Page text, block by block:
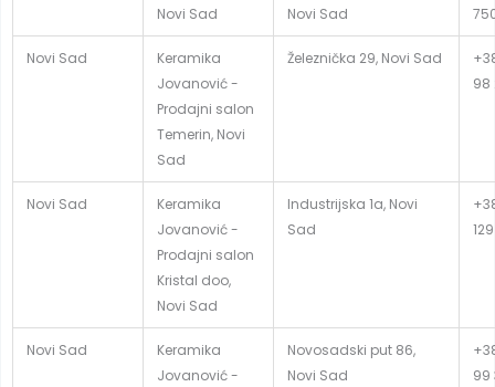
Novi Sad
Novi Sad
Novi Sad
Keramika
Jovanović -
Prodajni salon
Temerin, Novi
Sad
Železnička 29, Novi Sad
98
Novi Sad
Keramika
Jovanović -
Prodajni salon
Kristal doo,
Novi Sad
Industrijska 1a, Novi
Sad
129
Novi Sad
Keramika
Jovanović -
Novosadski put 86,
Novi Sad
99